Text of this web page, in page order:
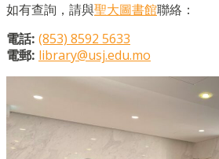
如有查詢，請與聖大圖書館聯絡：
電話: (853) 8592 5633
電郵: library@usj.edu.mo